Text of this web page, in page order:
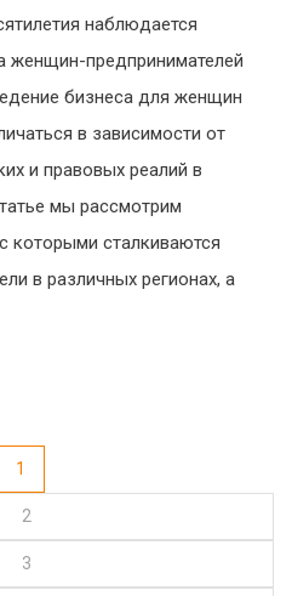
наблюдается
женщин-предпринимателей
бизнеса для женщин
в зависимости от
и правовых реалий в
мы рассмотрим
которыми сталкиваются
в различных регионах, а
1
2
3